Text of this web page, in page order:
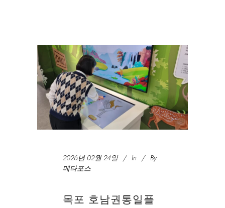
2026년 02월 24일 In
By
메타포스
목포 호남권통일플